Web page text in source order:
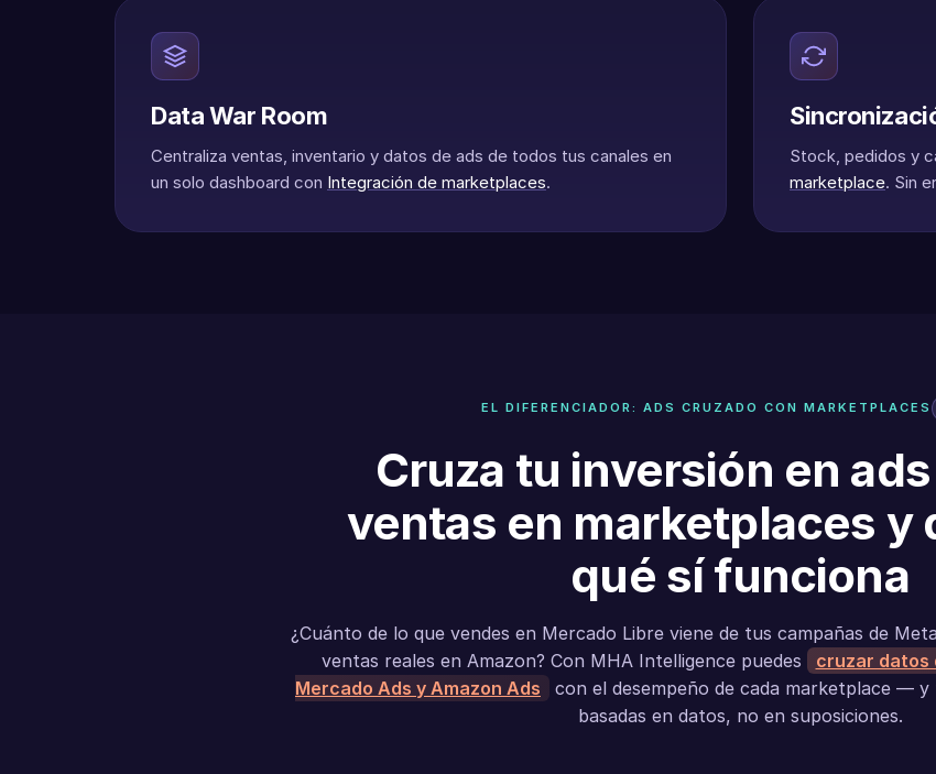
Data War Room
Centraliza ventas, inventario y datos de ads de todos tus canales en
un solo dashboard con Integración de marketplaces.
Stock, pedidos y
marketplace. Sin
EL DIFERENCIADOR: ADS CRUZADO CON MARKETPLACES
Cruza tu inversión en
ventas en marketplaces y
qué sí funciona
¿Cuánto de lo que vendes en Mercado Libre viene de tus campañas de
ventas reales en Amazon? Con MHA Intelligence puedes
cruzar datos
Mercado Ads y Amazon Ads
con el desempeño de cada marketplace — y
basadas en datos, no en suposiciones.